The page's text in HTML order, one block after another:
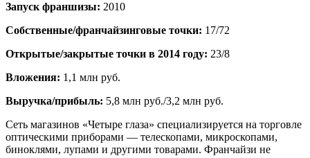
Запуск франшизы: 2010
Собственные/франчайзинговые точки: 17/72
Открытые/закрытые точки в 2014 году: 23/8
Вложения: 1,1 млн руб.
Выручка/прибыль: 5,8 млн руб./3,2 млн руб.
Сеть магазинов «Четыре глаза» специализируется на торговле
оптическими приборами — телескопами, микроскопами,
биноклями, лупами и другими товарами. Франчайзи не